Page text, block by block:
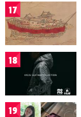
17
18
19